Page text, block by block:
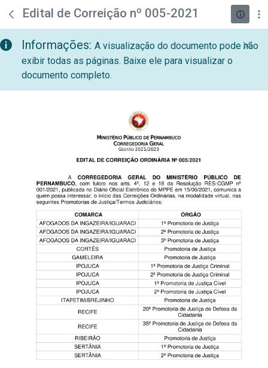
Pular para o Conteúdo principal
teste descricao
Edital de Correição nº 005-2021
Informações: A visualização do documento pode não
exibir todas as páginas. Baixe ele para visualizar o
documento completo.